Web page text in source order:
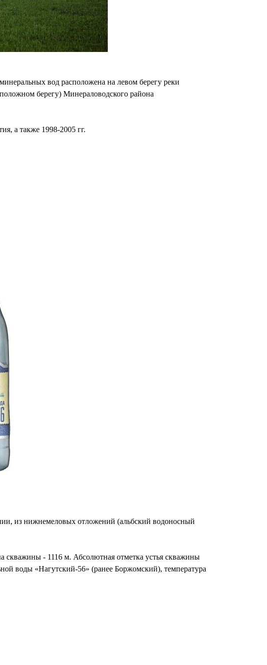
вод расположена на левом берегу реки
берегу) Минераловодского района
а также 1998-2005 гг.
из нижнемеловых отложений (альбский водоносный
- 1116 м. Абсолютная отметка устья скважины
воды «Нагутский-56» (ранее Боржомский), температура